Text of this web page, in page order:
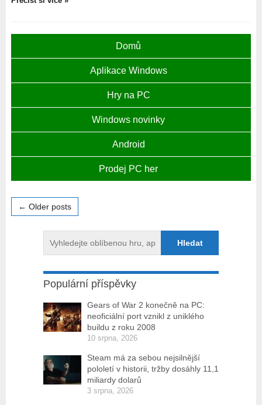
Domů
Aplikace Windows
Hry na PC
Windows novinky
Android
Prodej PC her
← Older posts
Populární příspěvky
Gears of War 2 konečně na PC:
neoficiální port vznikl z uniklého
buildu z roku 2008
10 srpna, 2026
Steam má za sebou nejsilnější
pololetí v historii, tržby dosáhly 11,1
miliardy dolarů
3 srpna, 2026